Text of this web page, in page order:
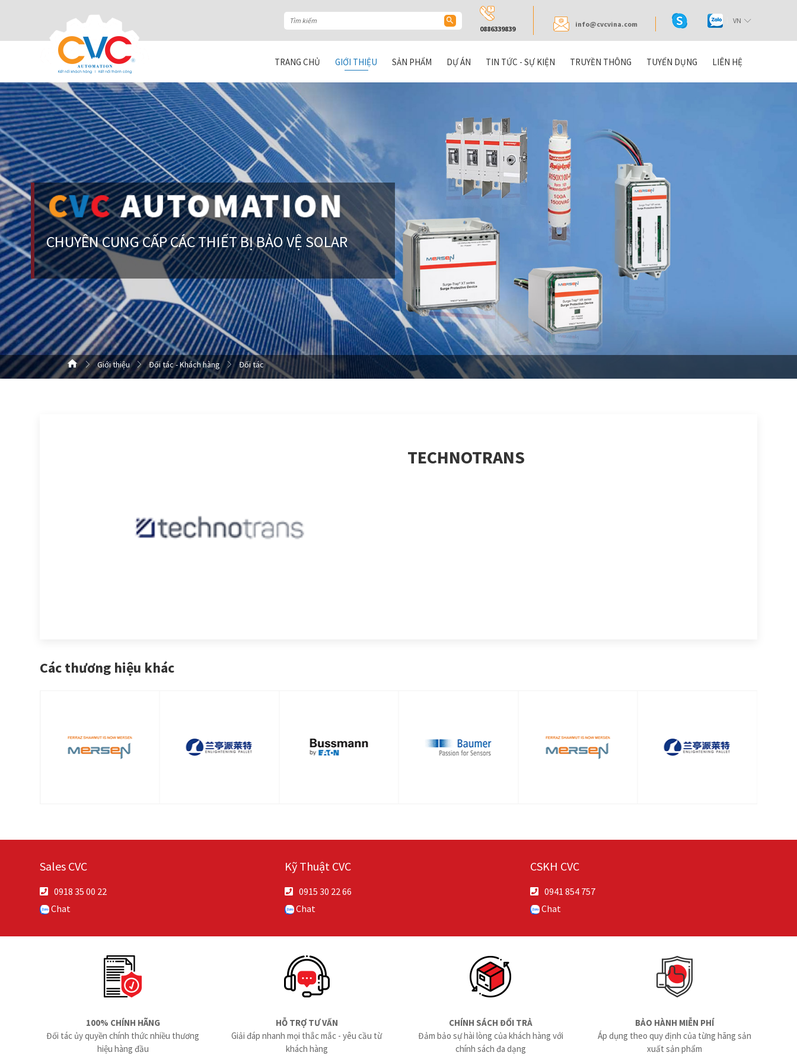
0886339839
info@cvcvina.com VN
TRANG CHỦ GIỚI THIỆU SẢN PHẨM DỰ ÁN TIN TỨC - SỰ KIỆN TRUYỀN THÔNG TUYỂN DỤNG LIÊN HỆ
CHUYÊN CUNG CẤP CÁC THIẾT BỊ BẢO VỆ SOLAR
Giới thiệu Đối tác - Khách hàng Đối tác
TECHNOTRANS
Các thương hiệu khác
Sales CVC
0918 35 00 22
Chat
Kỹ Thuật CVC
0915 30 22 66
Chat
CSKH CVC
0941 854 757
Chat
100% CHÍNH HÃNG
Đối tác ủy quyền chính thức nhiều thương
hiệu hàng đầu
HỖ TRỢ TƯ VẤN
Giải đáp nhanh mọi thắc mắc - yêu cầu từ
khách hàng
CHÍNH SÁCH ĐỔI TRẢ
Đảm bảo sự hài lòng của khách hàng với
chính sách đa dạng
BẢO HÀNH MIỄN PHÍ
Áp dụng theo quy định của từng hãng sản
xuất sản phẩm